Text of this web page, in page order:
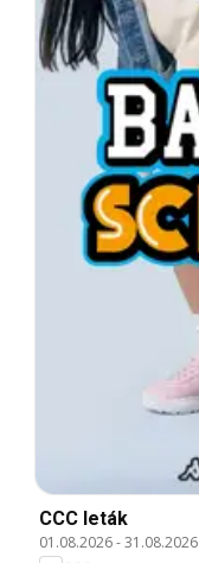
CCC leták
01.08.2026-31.08.2026